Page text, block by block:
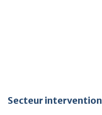
Secteur intervention